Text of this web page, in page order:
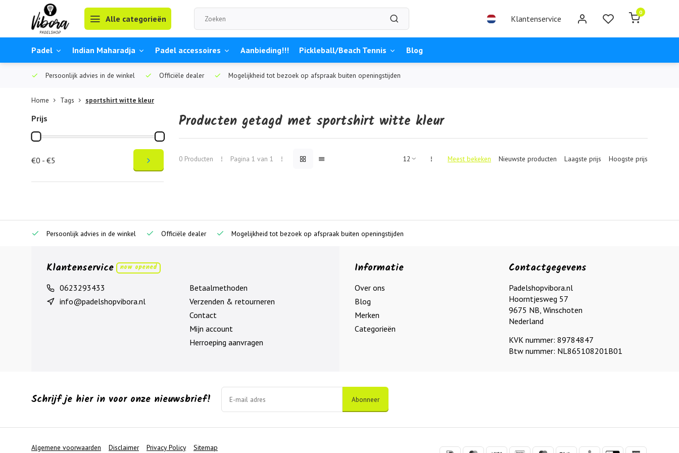
Alle categorieën Klantenservice
0
Padel Indian Maharadja Padel accessoires Aanbieding!!! Pickleball/Beach Tennis Blog
Persoonlijk advies in de winkel Officiële dealer Mogelijkheid tot bezoek op afspraak buiten openingstijden
Home Tags sportshirt witte kleur
Prijs
€0 - €5
Producten getagd met sportshirt witte kleur
0 Producten Pagina 1 van 1 Meest bekeken Nieuwste producten Laagste prijs Hoogste prijs
Persoonlijk advies in de winkel Officiële dealer Mogelijkheid tot bezoek op afspraak buiten openingstijden
Klantenservice
now opened
0623293433
info@padelshopvibora.nl
Betaalmethoden
Verzenden & retourneren
Contact
Mijn account
Herroeping aanvragen
Informatie
Over ons
Blog
Merken
Categorieën
Contactgegevens
Padelshopvibora.nl
Hoorntjesweg 57
9675 NB, Winschoten
Nederland
KVK nummer: 89784847
Btw nummer: NL865108201B01
Schrijf je hier in voor onze nieuwsbrief! Abonneer
Algemene voorwaarden Disclaimer Privacy Policy Sitemap